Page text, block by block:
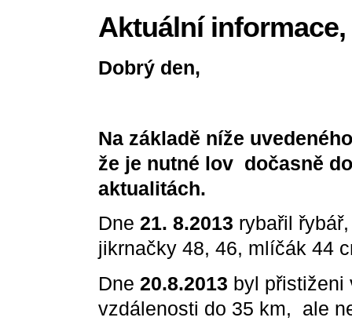
Aktuální
Dobrý den,
Na základě níže
že je nutné lov dočasně
aktualitách.
Dne 21. 8.2013 rybařil
jikrnačky 48, 46, mlíčák 44
Dne 20.8.2013 byl přistiženi
vzdálenosti do 35 km, ale